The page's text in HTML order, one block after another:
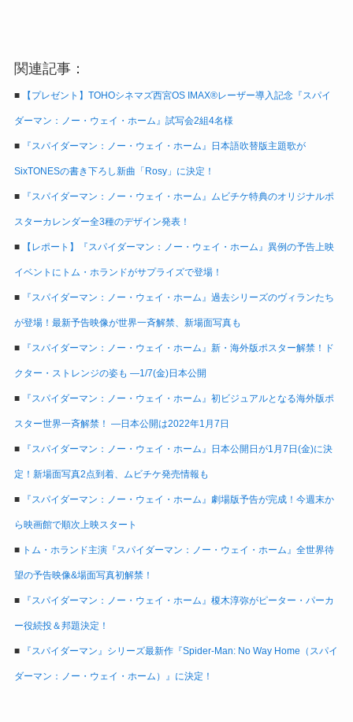
関連記事：
■ 【プレゼント】TOHOシネマズ西宮OS IMAX®レーザー導入記念『スパイ
ダーマン：ノー・ウェイ・ホーム』試写会2組4名様
■ 『スパイダーマン：ノー・ウェイ・ホーム』日本語吹替版主題歌が
SixTONESの書き下ろし新曲「Rosy」に決定！
■ 『スパイダーマン：ノー・ウェイ・ホーム』ムビチケ特典のオリジナルポ
スターカレンダー全3種のデザイン発表！
■ 【レポート】『スパイダーマン：ノー・ウェイ・ホーム』異例の予告上映
イベントにトム・ホランドがサプライズで登場！
■ 『スパイダーマン：ノー・ウェイ・ホーム』過去シリーズのヴィランたち
が登場！最新予告映像が世界一斉解禁、新場面写真も
■ 『スパイダーマン：ノー・ウェイ・ホーム』新・海外版ポスター解禁！ド
クター・ストレンジの姿も ―1/7(金)日本公開
■ 『スパイダーマン：ノー・ウェイ・ホーム』初ビジュアルとなる海外版ポ
スター世界一斉解禁！ ―日本公開は2022年1月7日
■ 『スパイダーマン：ノー・ウェイ・ホーム』日本公開日が1月7日(金)に決
定！新場面写真2点到着、ムビチケ発売情報も
■ 『スパイダーマン：ノー・ウェイ・ホーム』劇場版予告が完成！今週末か
ら映画館で順次上映スタート
■ トム・ホランド主演『スパイダーマン：ノー・ウェイ・ホーム』全世界待
望の予告映像&場面写真初解禁！
■ 『スパイダーマン：ノー・ウェイ・ホーム』榎木淳弥がピーター・パーカ
ー役続投＆邦題決定！
■ 『スパイダーマン』シリーズ最新作『Spider-Man: No Way Home（スパイ
ダーマン：ノー・ウェイ・ホーム）』に決定！